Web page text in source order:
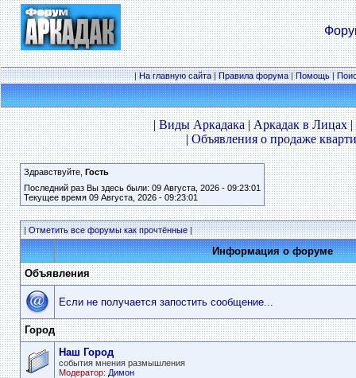
|На главную сайта|Правила форума|Помощь|
|Виды Аркадака|Аркадак в Лицах|
|Объявления о продаже
Здравствуйте, Гость
Последний раз Вы здесь были: 09 Августа, 2026 - 09:23:01
Текущее время 09 Августа, 2026 - 09:23:01
|Отметить все форумы как прочтённые|
Информация о форуме
Объявления
Если не получается запостить сообщение...
Город
Наш Город
события мнения размышления
Модератор: Димон